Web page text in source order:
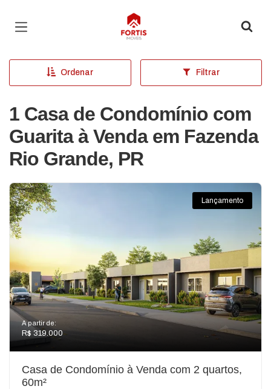
Página inicial
Ordenar Filtrar
1 Casa de Condomínio com
Guarita à Venda em Fazenda
Rio Grande, PR
Lançamento
A partir de:
R$ 319.000
Casa de Condomínio à Venda com 2 quartos,
60m²